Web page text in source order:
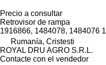
Precio a consultar
Retrovisor de rampa
1916866, 1484078, 1484076
Rumanía, Cristesti
ROYAL DRU AGRO S.R.L.
Contacte con el vendedor